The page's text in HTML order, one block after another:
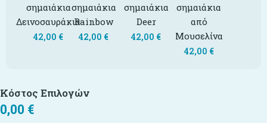
σημαιάκια
Δεινοσαυράκια
42,00 €
σημαιάκια
Rainbow
42,00 €
σημαιάκια
Deer
42,00 €
σημαιάκια
από
Μουσελίνα
42,00 €
Κόστος Επιλογών
0,00 €